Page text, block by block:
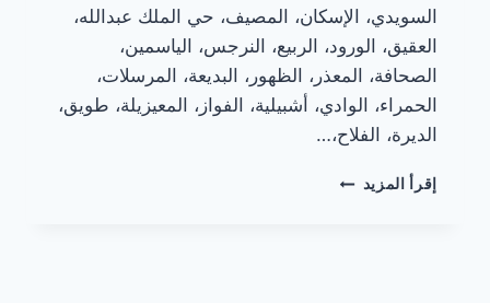
السويدي، الإسكان، المصيف، حي الملك عبدالله،
العقيق، الورود، الربيع، النرجس، الياسمين،
الصحافة، المعذر، الظهور، البديعة، المرسلات،
الحمراء، الوادي، أشبيلية، الفواز، المعيزيلة، طويق،
الديرة، الفلاح،…
إقرأ المزيد تكاليف